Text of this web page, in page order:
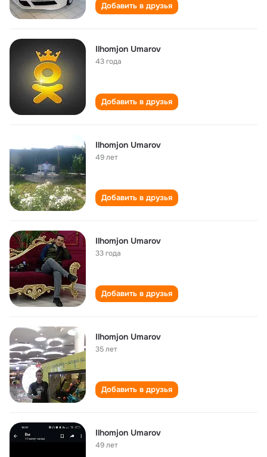
Добавить в друзья
Ilhomjon Umarov
43 года
Добавить в друзья
Ilhomjon Umarov
49 лет
Добавить в друзья
Ilhomjon Umarov
33 года
Добавить в друзья
Ilhomjon Umarov
35 лет
Добавить в друзья
Ilhomjon Umarov
49 лет